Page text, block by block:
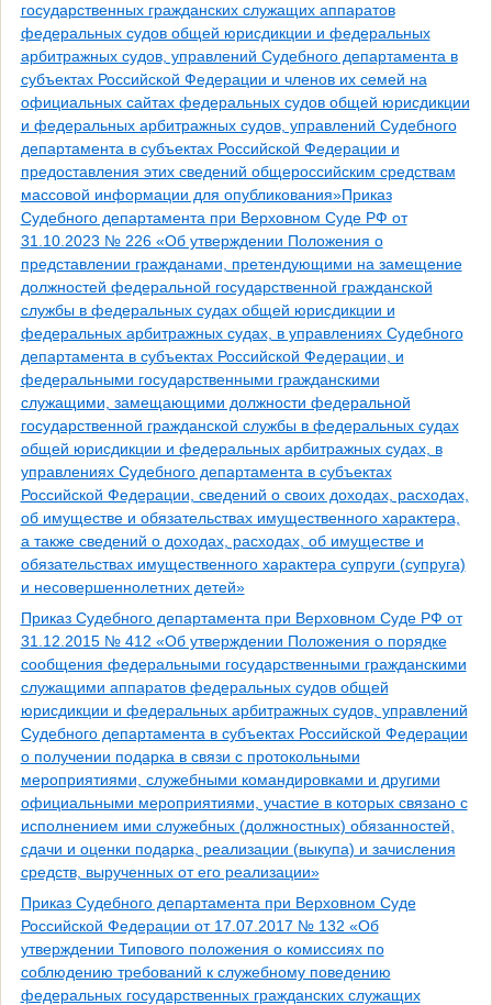
государственных гражданских служащих аппаратов
федеральных судов общей юрисдикции и федеральных
арбитражных судов, управлений Судебного департамента в
субъектах Российской Федерации и членов их семей на
официальных сайтах федеральных судов общей юрисдикции
и федеральных арбитражных судов, управлений Судебного
департамента в субъектах Российской Федерации и
предоставления этих сведений общероссийским средствам
массовой информации для опубликования»Приказ
Судебного департамента при Верховном Суде РФ от
31.10.2023 № 226 «Об утверждении Положения о
представлении гражданами, претендующими на замещение
должностей федеральной государственной гражданской
службы в федеральных судах общей юрисдикции и
федеральных арбитражных судах, в управлениях Судебного
департамента в субъектах Российской Федерации, и
федеральными государственными гражданскими
служащими, замещающими должности федеральной
государственной гражданской службы в федеральных судах
общей юрисдикции и федеральных арбитражных судах, в
управлениях Судебного департамента в субъектах
Российской Федерации, сведений о своих доходах, расходах,
об имуществе и обязательствах имущественного характера,
а также сведений о доходах, расходах, об имуществе и
обязательствах имущественного характера супруги (супруга)
и несовершеннолетних детей»
Приказ Судебного департамента при Верховном Суде РФ от
31.12.2015 № 412 «Об утверждении Положения о порядке
сообщения федеральными государственными гражданскими
служащими аппаратов федеральных судов общей
юрисдикции и федеральных арбитражных судов, управлений
Судебного департамента в субъектах Российской Федерации
о получении подарка в связи с протокольными
мероприятиями, служебными командировками и другими
официальными мероприятиями, участие в которых связано с
исполнением ими служебных (должностных) обязанностей,
сдачи и оценки подарка, реализации (выкупа) и зачисления
средств, вырученных от его реализации»
Приказ Судебного департамента при Верховном Суде
Российской Федерации от 17.07.2017 № 132 «Об
утверждении Типового положения о комиссиях по
соблюдению требований к служебному поведению
федеральных государственных гражданских служащих